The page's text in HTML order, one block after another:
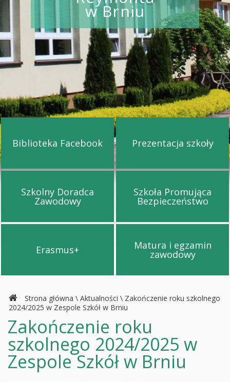
w Brniu
Przejdź na stronę Biblioteka Facebook
Biblioteka Facebook Przejdź na
Prezentacja szkoły
Przejdź na stronę Szkolny Doradca
Szkolny Doradca
Zawodowy Przejdź na
Szkoła Promująca
Bezpieczeństwo
Przejdź na stronę Erasmus+
Erasmus+ Przejdź na
Matura i egzamin
zawodowy
Strona główna \ Aktualności \ Zakończenie roku szkolnego
2024/2025 w Zespole Szkół w Brniu
Zakończenie roku
szkolnego 2024/2025 w
Zespole Szkół w Brniu